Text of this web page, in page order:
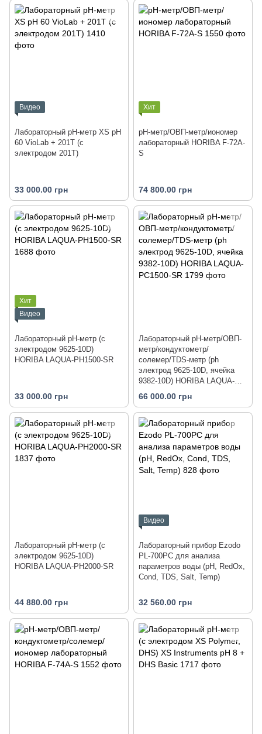
Видео
Лабораторный pH-метр XS pH
60 VioLab + 201T (с
электродом 201T)
33 000.00 грн
Хит
pH-метр/ОВП-метр/иономер
лабораторный HORIBA F-72A-
S
74 800.00 грн
Хит
Видео
Лабораторный pH-метр (с
электродом 9625-10D)
HORIBA LAQUA-PH1500-SR
33 000.00 грн
Лабораторный pH-метр/ОВП-
метр/кондуктометр/
солемер/TDS-метр (ph
электрод 9625-10D, ячейка
9382-10D) HORIBA LAQUA-
66 000.00 грн
Лабораторный pH-метр (с
электродом 9625-10D)
HORIBA LAQUA-PH2000-SR
44 880.00 грн
Видео
Лабораторный прибор Ezodo
PL-700PC для анализа
параметров воды (рН, RedOx,
Cond, TDS, Salt, Temp)
32 560.00 грн